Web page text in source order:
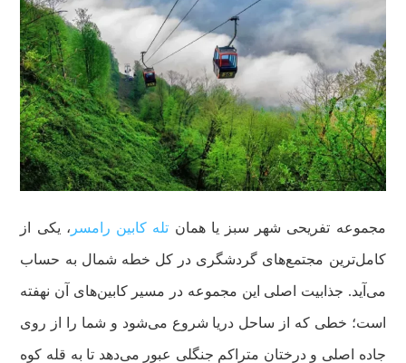
مجموعه تفریحی شهر سبز یا همان تله کابین رامسر ، یکی از
کامل‌ترین مجتمع‌های گردشگری در کل خطه شمال به حساب
می‌آید. جذابیت اصلی این مجموعه در مسیر کابین‌های آن نهفته
است؛ خطی که از ساحل دریا شروع می‌شود و شما را از روی
جاده اصلی و درختان متراکم جنگلی عبور می‌دهد تا به قله کوه